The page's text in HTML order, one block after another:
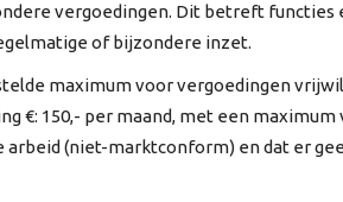
vergoedingen. Dit betreft functies
of bijzondere inzet.
maximum voor vergoedingen
€: 150,- per maand, met een maximum
(niet-marktconform) en dat er